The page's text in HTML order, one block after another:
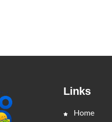
Links
Home